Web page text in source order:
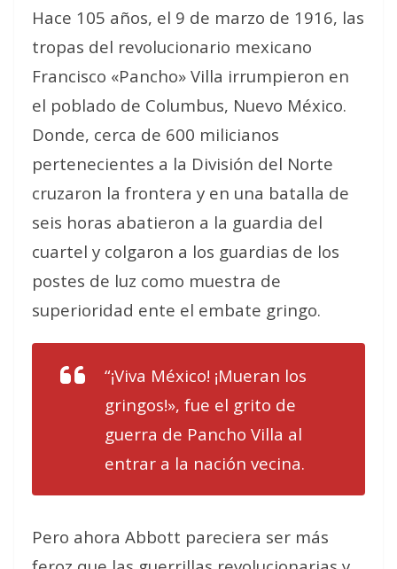
Hace 105 años, el 9 de marzo de 1916, las
tropas del revolucionario mexicano
Francisco «Pancho» Villa irrumpieron en
el poblado de Columbus, Nuevo México.
Donde, cerca de 600 milicianos
pertenecientes a la División del Norte
cruzaron la frontera y en una batalla de
seis horas abatieron a la guardia del
cuartel y colgaron a los guardias de los
postes de luz como muestra de
superioridad ente el embate gringo.
“¡Viva México! ¡Mueran los
gringos!», fue el grito de
guerra de Pancho Villa al
entrar a la nación vecina.
Pero ahora Abbott pareciera ser más